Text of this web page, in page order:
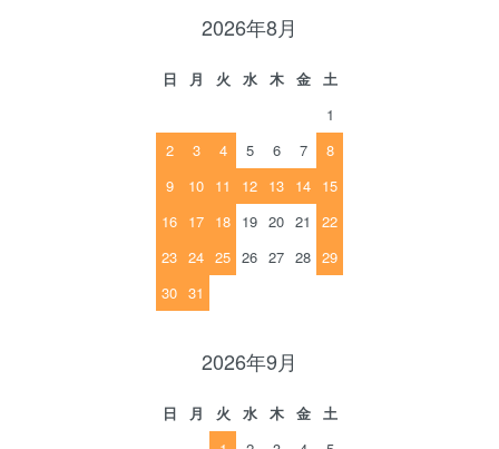
2026年8月
日 月 火 水 木 金
土
1
2
3 4 5 6 7
8
9
10 11 12 13 14 15
16 17 18 19 20 21
22
23 24 25 26 27 28 29
30 31
2026年9月
日 月 火 水 木 金
土